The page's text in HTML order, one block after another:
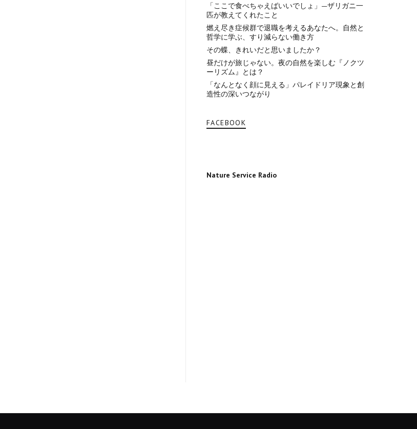
「ここで食べちゃえばいいでしょ」—ザリガニ一
匹が教えてくれたこと
燃え尽き症候群で退職を考えるあなたへ。自然と
哲学に学ぶ、すり減らない働き方
その蝶、きれいだと思いましたか？
昼だけが旅じゃない。夜の自然を楽しむ『ノクツ
ーリズム』とは？
「なんとなく顔に見える」パレイドリア現象と創
造性の深いつながり
FACEBOOK
Nature Service Radio